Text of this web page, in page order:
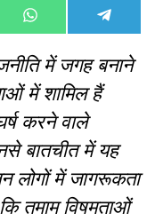
Share
on
WhatsAppShare
on
में जगह बनाने
में शामिल हैं
करने वाले
बातचीत में यह
लोगों में जागरूकता
तमाम विषमताओं